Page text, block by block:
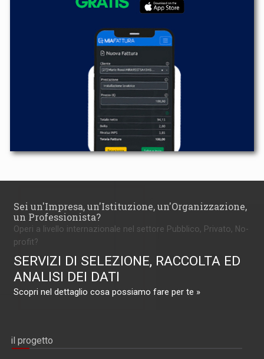
Sei un'Impresa, un'Istituzione, un'Organizzazione,
un Professionista?
Operi a livello internazionale nel settore Pubblico, Privato, No-
profit?
SERVIZI DI SELEZIONE, RACCOLTA ED
ANALISI DEI DATI
Scopri nel dettaglio cosa possiamo fare per te »
il progetto